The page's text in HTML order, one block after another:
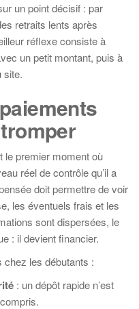
un point décisif : par
retraits lents après
réflexe consiste à
un petit montant, puis à
site.
le premier moment où
réel de contrôle qu’il a
doit permettre de voir
les éventuels frais et les
sont dispersées, le
: il devient financier.
chez les débutants :
: un dépôt rapide n’est